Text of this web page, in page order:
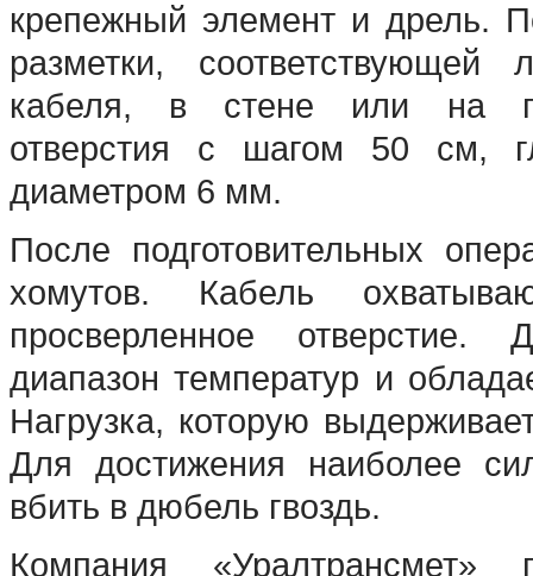
крепежный элемент и дрель.
разметки, соответствующей
кабеля, в стене или на
отверстия с шагом 50 см,
диаметром 6 мм.
После подготовительных
хомутов. Кабель
просверленное отверстие.
диапазон температур и
Нагрузка, которую
Для достижения наиболее
вбить в дюбель гвоздь.
Компания «Уралтрансмет»